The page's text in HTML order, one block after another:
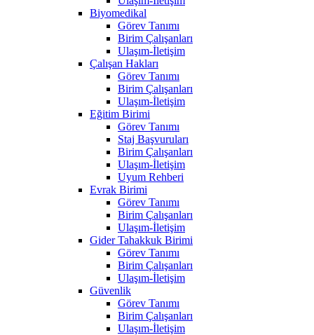
Biyomedikal
Görev Tanımı
Birim Çalışanları
Ulaşım-İletişim
Çalışan Hakları
Görev Tanımı
Birim Çalışanları
Ulaşım-İletişim
Eğitim Birimi
Görev Tanımı
Staj Başvuruları
Birim Çalışanları
Ulaşım-İletişim
Uyum Rehberi
Evrak Birimi
Görev Tanımı
Birim Çalışanları
Ulaşım-İletişim
Gider Tahakkuk Birimi
Görev Tanımı
Birim Çalışanları
Ulaşım-İletişim
Güvenlik
Görev Tanımı
Birim Çalışanları
Ulaşım-İletişim